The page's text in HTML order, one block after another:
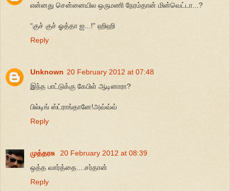
என்னது சென்னையில ஒருமணி நேரம்தான் மின்வெட்டா...?
“குச் குச் ஓத்தா ஐ...!” ஹிஹி
Reply
Unknown 20 February 2012 at 07:48
இந்த பாட்டுக்கு கேபிள் ஆடினாரா?
பில்டிங் ஸ்ட்ராங்தானே!அவ்வ்வ்
Reply
முத்தரசு
20 February 2012 at 08:39
ஒத்த வார்த்தை....சர்தான்
Reply